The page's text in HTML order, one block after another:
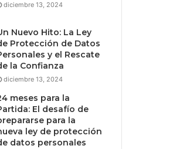
diciembre 13, 2024
Nuevo Hito: La Ley
Protección de Datos
y el Rescate
la Confianza
diciembre 13, 2024
meses para la
El desafío de
para la
ley de protección
datos personales